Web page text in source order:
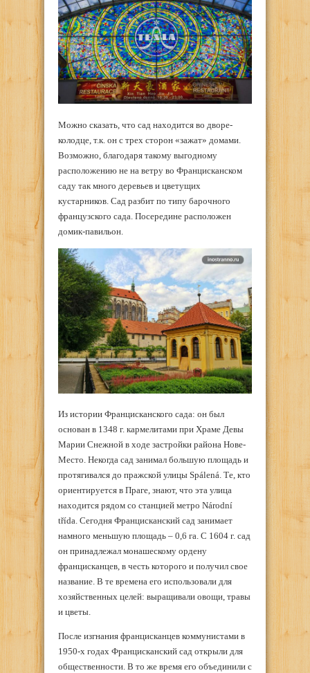
Можно сказать, что сад находится во дворе-
колодце, т.к. он с трех сторон «зажат» домами.
Возможно, благодаря такому выгодному
расположению не на ветру во Францисканском
саду так много деревьев и цветущих
кустарников. Сад разбит по типу барочного
французского сада. Посередине расположен
домик-павильон.
Из истории Францисканского сада: он был
основан в 1348 г. кармелитами при Храме Девы
Марии Снежной в ходе застройки района Нове-
Место. Некогда сад занимал большую площадь и
протягивался до пражской улицы Spálená. Те, кто
ориентируется в Праге, знают, что эта улица
находится рядом со станцией метро Národní
třída. Сегодня Францисканский сад занимает
намного меньшую площадь – 0,6 га. С 1604 г. сад
он принадлежал монашескому ордену
францисканцев, в честь которого и получил свое
название. В те времена его использовали для
хозяйственных целей: выращивали овощи, травы
и цветы.
После изгнания францисканцев коммунистами в
1950-х годах Францисканский сад открыли для
общественности. В то же время его объединили с